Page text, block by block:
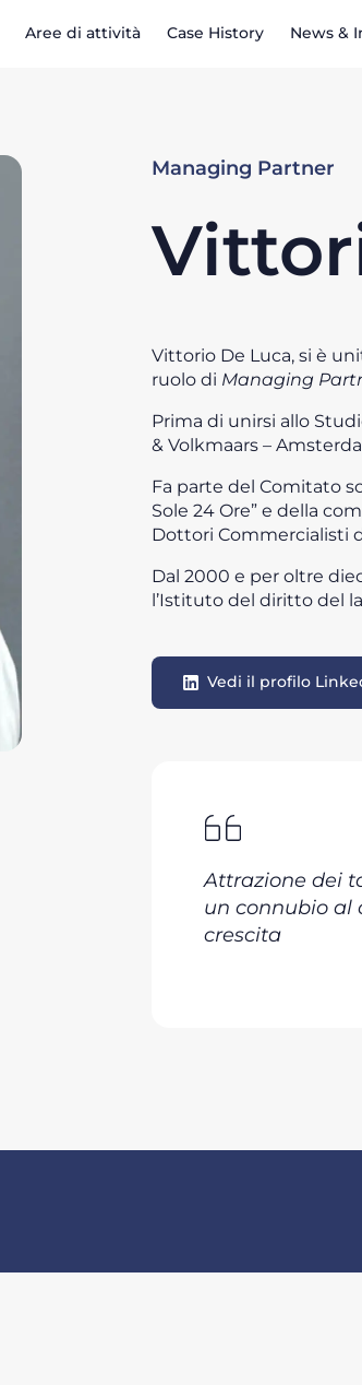
Aree di attività Case History News &
Managing Partner
Vittorio De Luca, si è
ruolo di Managing
Prima di unirsi allo
& Volkmaars –
Fa parte del Comitato
Sole 24 Ore” e della
Dottori Commercialisti
Dal 2000 e per oltre
l’Istituto del diritto del
Vedi il profilo
Attrazione dei
un connubio al
crescita